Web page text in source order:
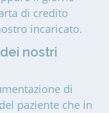
di credito
incaricato.
nostri
di
paziente che in